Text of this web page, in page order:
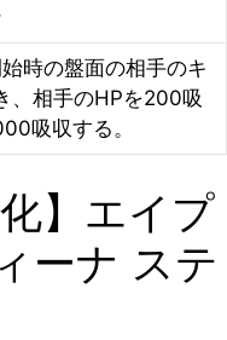
時の盤面の相手のキ
、相手のHPを200吸
吸収する。
】エイプ
ーナ ステ